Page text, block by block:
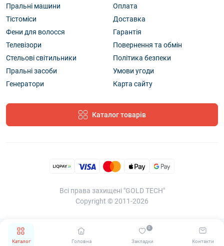
Каталог Головна Закладки
0
Контакти
Пральні машини
Тістоміси
Фени для волосся
Телевізори
Стельові світильники
Пральні засоби
Генератори
Оплата
Доставка
Гарантія
Повернення та обмін
Політика безпеки
Умови угоди
Карта сайту
Каталог товарів
Всі права захищені "GOLD TECH"
Copyright © 2011-2026